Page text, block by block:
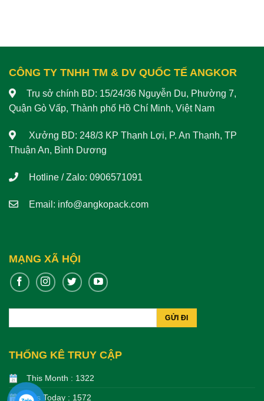
CÔNG TY TNHH TM & DV QUỐC TẾ ANGKOR
Trụ sở chính BD: 15/24/36 Nguyễn Du, Phường 7,
Quận Gò Vấp, Thành phố Hồ Chí Minh, Việt Nam
Xưởng BD: 248/3 KP Thạnh Lợi, P. An Thạnh, TP
Thuận An, Bình Dương
Hotline / Zalo: 0906571091
Email: info@angkopack.com
MẠNG XÃ HỘI
THỐNG KÊ TRUY CẬP
This Month : 1322
Hits Today : 1572